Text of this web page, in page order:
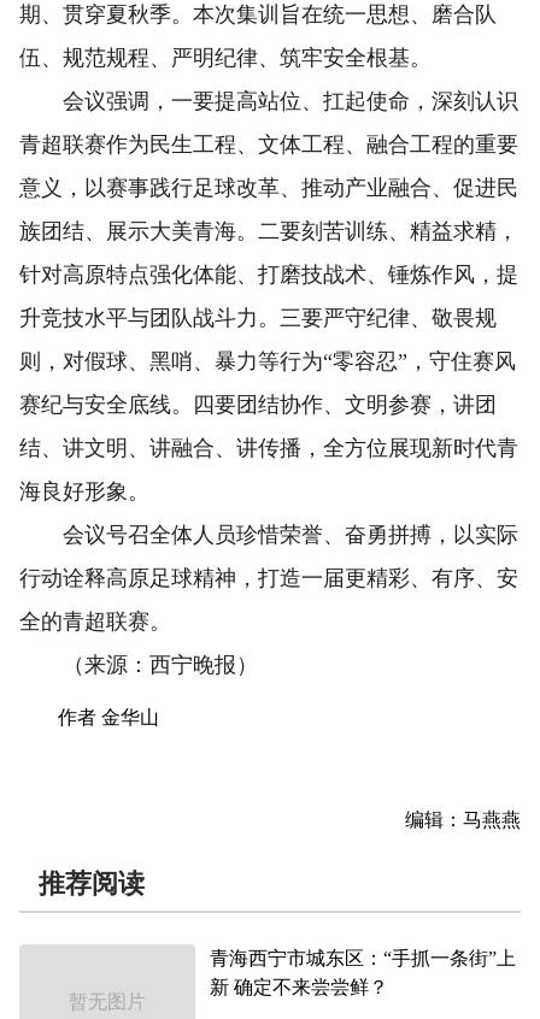
期、贯穿夏秋季。本次集训旨在统一思想、磨合队
伍、规范规程、严明纪律、筑牢安全根基。
会议强调，一要提高站位、扛起使命，深刻认识
青超联赛作为民生工程、文体工程、融合工程的重要
意义，以赛事践行足球改革、推动产业融合、促进民
族团结、展示大美青海。二要刻苦训练、精益求精，
针对高原特点强化体能、打磨技战术、锤炼作风，提
升竞技水平与团队战斗力。三要严守纪律、敬畏规
则，对假球、黑哨、暴力等行为“零容忍”，守住赛风
赛纪与安全底线。四要团结协作、文明参赛，讲团
结、讲文明、讲融合、讲传播，全方位展现新时代青
海良好形象。
会议号召全体人员珍惜荣誉、奋勇拼搏，以实际
行动诠释高原足球精神，打造一届更精彩、有序、安
全的青超联赛。
（来源：西宁晚报）
作者 金华山
编辑：马燕燕
推荐阅读
暂无图片
青海西宁市城东区：“手抓一条街”上
新 确定不来尝尝鲜？